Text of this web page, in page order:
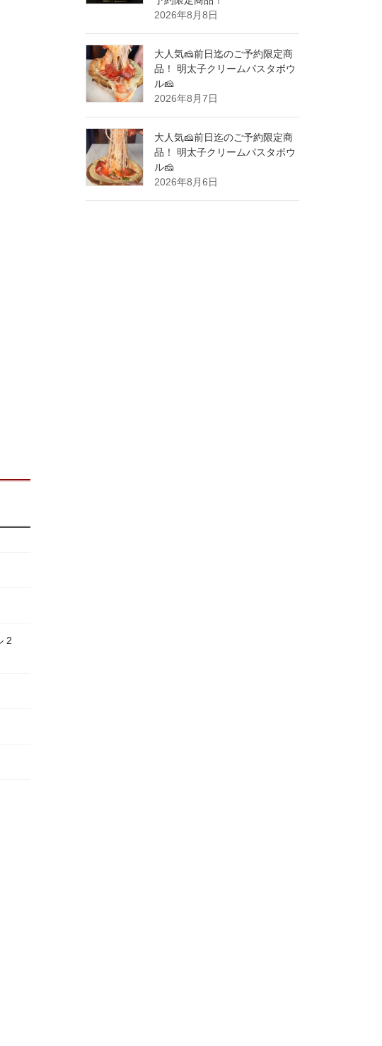
2
2026年8月8日
大人気🧀前日迄のご予約限定商
品！ 明太子クリームパスタボウ
ル🧀
2026年8月7日
大人気🧀前日迄のご予約限定商
品！ 明太子クリームパスタボウ
ル🧀
2026年8月6日